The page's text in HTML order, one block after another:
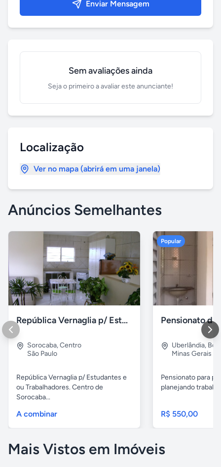
Enviar Mensagem
Sem avaliações ainda
Seja o primeiro a avaliar este anunciante!
Localização
Ver no mapa (abrirá em uma janela)
Anúncios Semelhantes
República Vernaglia p/ Estudantes ou Trabalhadores
Sorocaba,Centro
São Paulo
República Vernaglia p/ Estudantes e
ou Trabalhadores. Centro de
Sorocaba...
A combinar
Popular
Uberlândia,
Minas Gerais
Pensionato para
planejando
R$ 550,00
Mais Vistos em Imóveis